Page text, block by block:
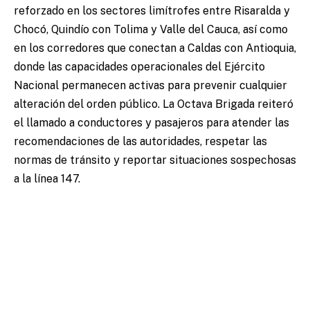
reforzado en los sectores limítrofes entre Risaralda y
Chocó, Quindío con Tolima y Valle del Cauca, así como
en los corredores que conectan a Caldas con Antioquia,
donde las capacidades operacionales del Ejército
Nacional permanecen activas para prevenir cualquier
alteración del orden público. La Octava Brigada reiteró
el llamado a conductores y pasajeros para atender las
recomendaciones de las autoridades, respetar las
normas de tránsito y reportar situaciones sospechosas
a la línea 147.